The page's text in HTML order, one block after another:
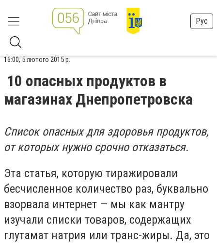
Рус
16:00, 5 лютого 2015 р.
10 опасных продуктов в
магазинах Днепропетровска
Список опасных для здоровья продуктов,
от которых нужно срочно отказаться.
Эта статья, которую тиражировали
бесчисленное количество раз, буквально
взорвала интернет — мы как мантру
изучали списки товаров, содержащих
глутамат натрия или транс-жиры. Да, это